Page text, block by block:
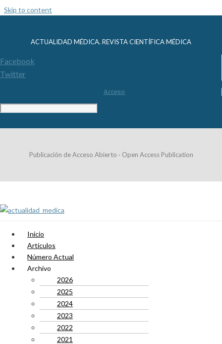
Skip to content
ACTUALIDAD MÉDICA. REVISTA CIENTÍFICA MÉDICA
Facebook
Twitter
Acceso
Publicación de Acceso Abierto · Open Access Publication
Inicio
Artículos
Número Actual
Archivo
2026
2025
2024
2023
2022
2021